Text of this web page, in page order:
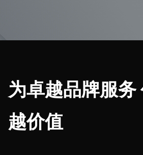
为卓越品牌服务
越价值